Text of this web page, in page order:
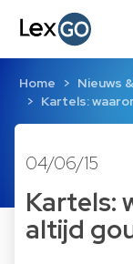
Home
Nieuws
Kartels:
04/06/15
Kartels:
altijd